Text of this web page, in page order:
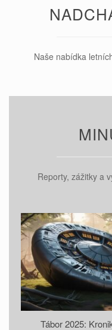
Naše nabídka
Reporty, zážitky a
Tábor 2025: